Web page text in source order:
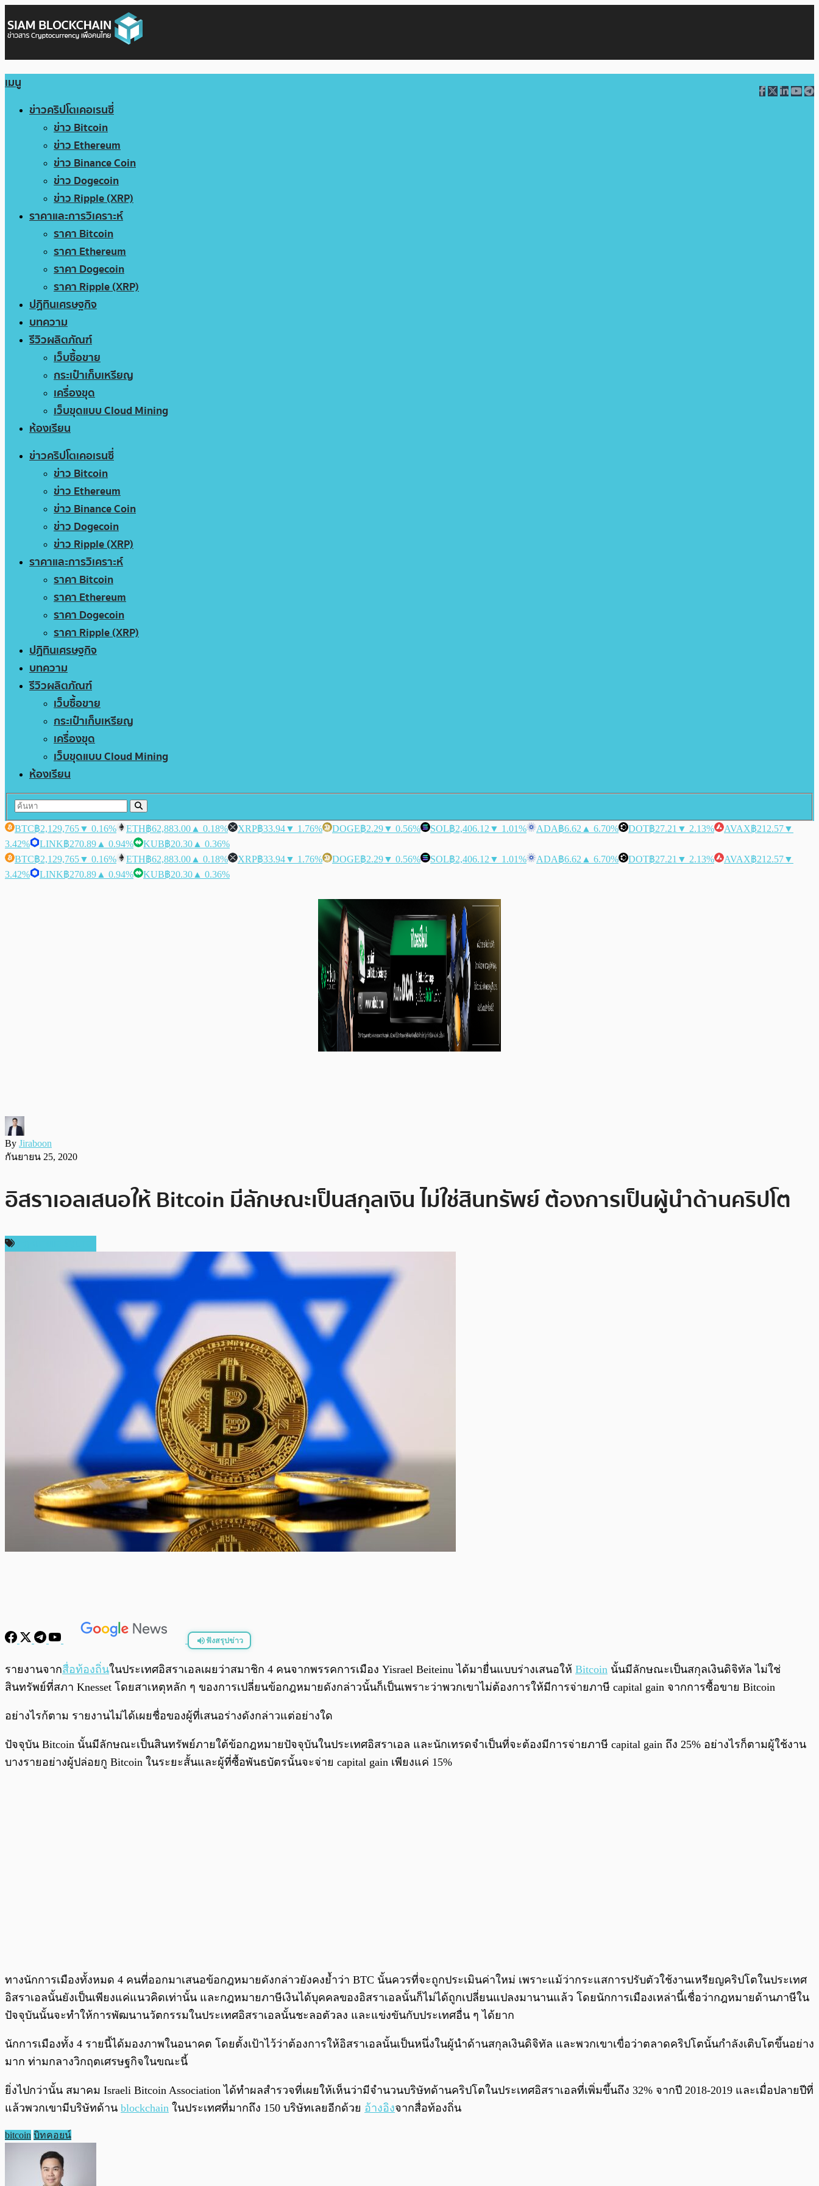
เมนู
ข่าวคริปโตเคอเรนซี่
ข่าว Bitcoin
ข่าว Ethereum
ข่าว Binance Coin
ข่าว Dogecoin
ข่าว Ripple (XRP)
ราคาและการวิเคราะห์
ราคา Bitcoin
ราคา Ethereum
ราคา Dogecoin
ราคา Ripple (XRP)
ปฏิทินเศรษฐกิจ
บทความ
รีวิวผลิตภัณฑ์
เว็บซื้อขาย
กระเป๋าเก็บเหรียญ
เครื่องขุด
เว็บขุดแบบ Cloud Mining
ห้องเรียน
ข่าวคริปโตเคอเรนซี่
ข่าว Bitcoin
ข่าว Ethereum
ข่าว Binance Coin
ข่าว Dogecoin
ข่าว Ripple (XRP)
ราคาและการวิเคราะห์
ราคา Bitcoin
ราคา Ethereum
ราคา Dogecoin
ราคา Ripple (XRP)
ปฏิทินเศรษฐกิจ
บทความ
รีวิวผลิตภัณฑ์
เว็บซื้อขาย
กระเป๋าเก็บเหรียญ
เครื่องขุด
เว็บขุดแบบ Cloud Mining
ห้องเรียน
BTC฿2,129,765▼ 0.16% ETH฿62,883.00 ▲ 0.18% XRP฿33.94▼ 1.76% DOGE฿2.29▼ 0.56% SOL฿2,406.12 ▼ 1.01% ADA฿6.62 ▲ 6.70% DOT฿27.21 ▼ 2.13% AVAX฿212.57▼
3.42%
LINK฿270.89 ▲ 0.94% KUB฿20.30 ▲ 0.36%
BTC฿2,129,765▼ 0.16% ETH฿62,883.00 ▲ 0.18% XRP฿33.94▼ 1.76% DOGE฿2.29▼ 0.56% SOL฿2,406.12 ▼ 1.01% ADA฿6.62 ▲ 6.70% DOT฿27.21 ▼ 2.13% AVAX฿212.57▼
3.42%
LINK฿270.89 ▲ 0.94% KUB฿20.30 ▲ 0.36%
By Jiraboon
กันยายน 25, 2020
อิสราเอลเสนอให้ Bitcoin มีลักษณะเป็นสกุลเงิน ไม่ใช่สินทรัพย์ ต้องการเป็นผู้นำด้านคริปโต
ฟังสรุปข่าว
พร้อมเล่น 0:00 /0:00
รายงานจากสื่อท้องถิ่นในประเทศอิสราเอลเผยว่าสมาชิก 4 คนจากพรรคการเมือง Yisrael Beiteinu ได้มายื่นแบบร่างเสนอให้ Bitcoin นั้นมีลักษณะเป็นสกุลเงินดิจิทัล ไม่ใช่
สินทรัพย์ที่สภา Knesset โดยสาเหตุหลัก ๆ ของการเปลี่ยนข้อกฎหมายดังกล่าวนั้นก็เป็นเพราะว่าพวกเขาไม่ต้องการให้มีการจ่ายภาษี capital gain จากการซื้อขาย Bitcoin
อย่างไรก้ตาม รายงานไม่ได้เผยชื่อของผู้ที่เสนอร่างดังกล่าวแต่อย่างใด
ปัจจุบัน Bitcoin นั้นมีลักษณะเป็นสินทรัพย์ภายใต้ข้อกฎหมายปัจจุบันในประเทศอิสราเอล และนักเทรดจำเป็นที่จะต้องมีการจ่ายภาษี capital gain ถึง 25% อย่างไรก็ตามผู้ใช้งาน
บางรายอย่างผู้ปล่อยกู Bitcoin ในระยะสั้นและผู้ที่ซื้อพันธบัตรนั้นจะจ่าย capital gain เพียงแค่ 15%
ทางนักการเมืองทั้งหมด 4 คนที่ออกมาเสนอข้อกฎหมายดังกล่าวยังคงย้ำว่า BTC นั้นควรที่จะถูกประเมินค่าใหม่ เพราะแม้ว่ากระแสการปรับตัวใช้งานเหรียญคริปโตในประเทศ
อิสราเอลนั้นยังเป็นเพียงแค่แนวคิดเท่านั้น และกฎหมายภาษีเงินได้บุคคลของอิสราเอลนั้นก็ไม่ได้ถูกเปลี่ยนแปลงมานานแล้ว โดยนักการเมืองเหล่านี้เชื่อว่ากฎหมายด้านภาษีใน
ปัจจุบันนั้นจะทำให้การพัฒนานวัตกรรมในประเทศอิสราเอลนั้นชะลอตัวลง และแข่งขันกับประเทศอื่น ๆ ได้ยาก
นักการเมืองทั้ง 4 รายนี้ได้มองภาพในอนาคต โดยตั้งเป้าไว้ว่าต้องการให้อิสราเอลนั้นเป็นหนึ่งในผู้นำด้านสกุลเงินดิจิทัล และพวกเขาเขื่อว่าตลาดคริปโตนั้นกำลังเติบโตขึ้นอย่าง
มาก ท่ามกลางวิกฤตเศรษฐกิจในขณะนี้
ยิ่งไปกว่านั้น สมาคม Israeli Bitcoin Association ได้ทำผลสำรวจที่เผยให้เห็นว่ามีจำนวนบริษัทด้านคริปโตในประเทศอิสราเอลที่เพิ่มขึ้นถึง 32% จากปี 2018-2019 และเมื่อปลายปีที่
แล้วพวกเขามีบริษัทด้าน blockchain ในประเทศที่มากถึง 150 บริษัทเลยอีกด้วย อ้างอิงจากสื่อท้องถิ่น
bitcoin บิทคอยน์